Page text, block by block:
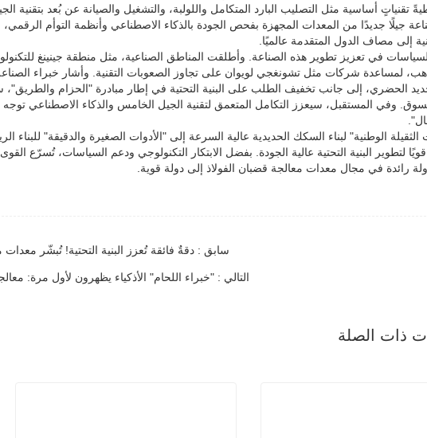
جيلًا جديدًا من المعدات المجهزة بفحص الجودة بالذكاء الاصطناعي وأنظمة التوأم
إلى مصاف الدول المتقدمة عالميًا.
في تعزيز تطوير هذه الصناعة. وأطلقت المناطق الصناعية، مثل منطقة جينينغ
لمساعدة شركات مثل تشونغجي لويوان على تجاوز الصعوبات التقنية. وأشار خبراء
الحضري، إلى جانب تخفيف الطلب على البنية التحتية في إطار مبادرة "الحزام
وفي المستقبل، سيعزز التكامل المتعمق لتقنية الجيل الخامس والذكاء الاصطناعي
الوطنية" لبناء السكك الحديدية عالية السرعة إلى "الأدوات الصغيرة والدقيقة"
قويًا لتطوير البنية التحتية عالية الجودة. بفضل الابتكار التكنولوجي ودعم السياسات، تُسرّع
رائدة في مجال معدات معالجة قضبان الفولاذ إلى دولة قوية.
سابق : دقةٌ فائقة تُعزز البنية التحتية! تُبشّر معدات
التالي : "خبراء اللحام" الأذكياء يظهرون لأول مرة:
ذات الصلة